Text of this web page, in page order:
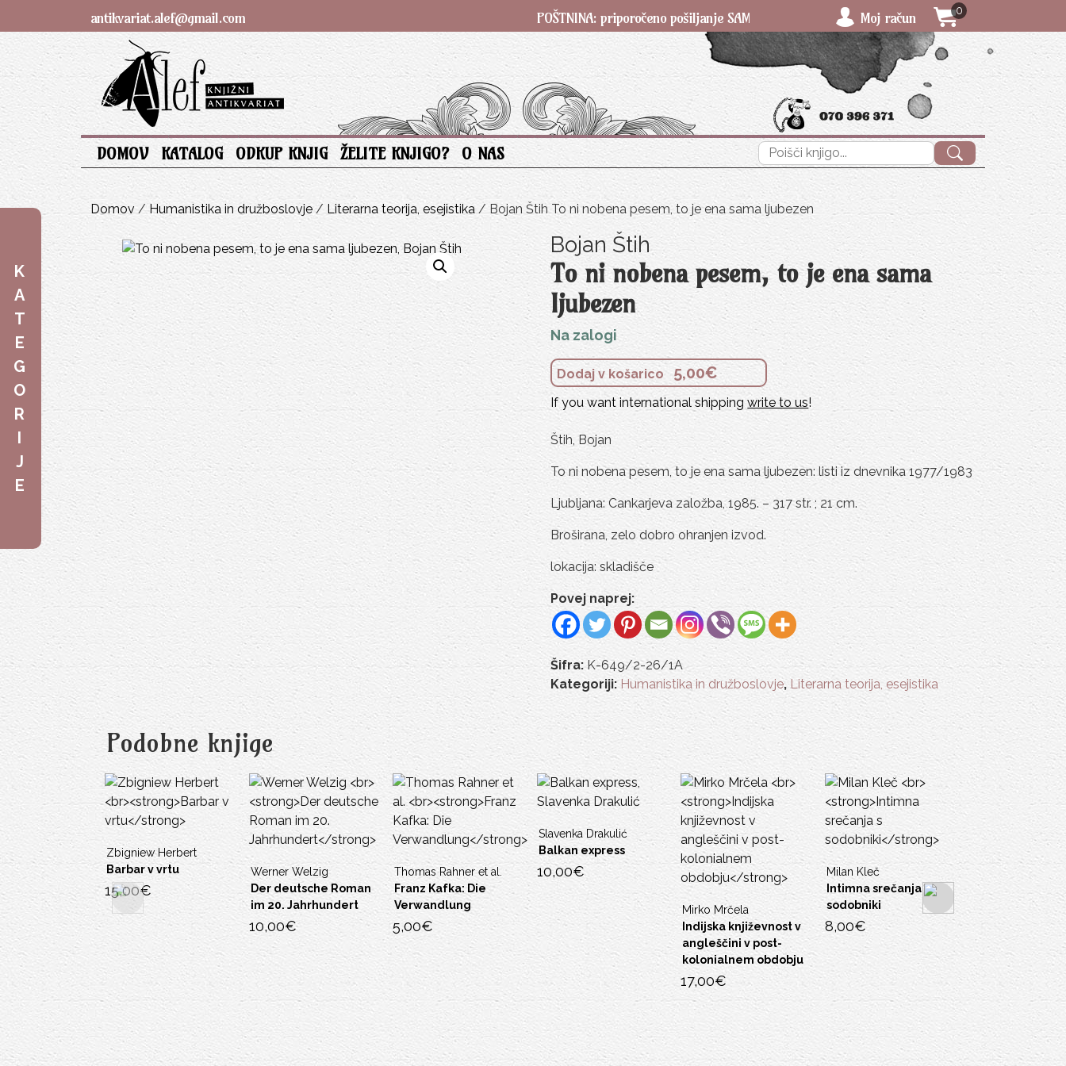
antikvariat.alef@gmail.com POŠTNINA: priporočeno pošiljanje SAMO 3 € (za povzetje 4 €) - ne glede na količino in težo knjig!
0
Moj račun
DOMOV KATALOG ODKUP KNJIG ŽELITE KNJIGO? O NAS Išči:
Domov / Humanistika in družboslovje / Literarna teorija, esejistika / Bojan Štih To ni nobena pesem, to je ena sama ljubezen
Bojan Štih
To ni nobena pesem, to je ena sama
ljubezen
Na zalogi
Dodaj v košarico 5,00€
If you want international shippingwrite to us!
Štih, Bojan
To ni nobena pesem, to je ena sama ljubezen: listi iz dnevnika 1977/1983
Ljubljana: Cankarjeva založba, 1985. – 317 str. ; 21 cm.
Broširana, zelo dobro ohranjen izvod.
lokacija: skladišče
Povej naprej:
Šifra: K-649/2-26/1A
Kategoriji: Humanistika in družboslovje,Literarna teorija, esejistika
Podobne knjige
Zbigniew Herbert
Barbar v vrtu
15,00€
Werner Welzig
Der deutsche Roman
im 20. Jahrhundert
10,00€
Thomas Rahner et al.
Franz Kafka: Die
Verwandlung
5,00€
Slavenka Drakulić
Balkan express
10,00€
Mirko Mrčela
Indijska književnost v
angleščini v post-
kolonialnem obdobju
17,00€
Milan Kleč
Intimna srečanja s
sodobniki
8,00€
Marko Juvan
Literarna veda v
rekonstrukciji
10,00
K
A
T
E
G
O
R
I
J
E